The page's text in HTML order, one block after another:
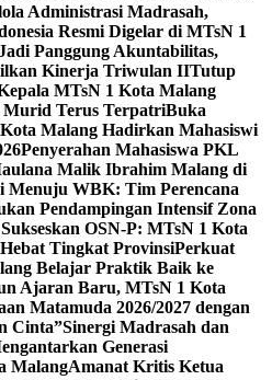
Administrasi Madrasah,
Resmi Digelar di MTsN 1
Panggung Akuntabilitas,
Kinerja Triwulan IITutup
MTsN 1 Kota Malang
Terus TerpatriBuka
Malang Hadirkan Mahasiswi
Penyerahan Mahasiswa PKL
Malik Ibrahim Malang di
Menuju WBK: Tim Perencana
Pendampingan Intensif Zona
OSN-P: MTsN 1 Kota
Tingkat ProvinsiPerkuat
Belajar Praktik Baik ke
Ajaran Baru, MTsN 1 Kota
Matamuda 2026/2027 dengan
Cinta”Sinergi Madrasah dan
Generasi
MalangAmanat Kritis Ketua